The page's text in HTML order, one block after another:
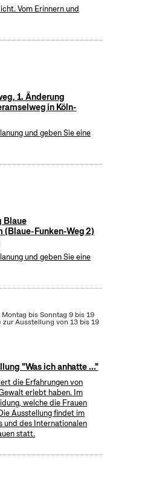
Vom Erinnern und
1. Änderung
in Köln-
und geben Sie eine
Blaue
(Blaue-Funken-Weg 2)
und geben Sie eine
bis Sonntag 9 bis 19
Ausstellung von 13 bis 19
"Was ich anhatte ..."
die Erfahrungen von
erlebt haben. Im
welche die Frauen
Ausstellung findet im
und des Internationalen
statt.